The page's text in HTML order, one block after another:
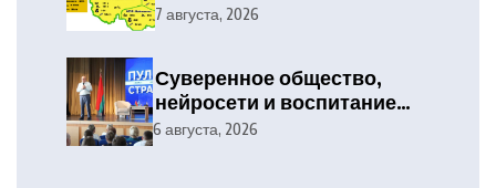
7 августа, 2026
Суверенное общество,
нейросети и воспитание
детей. Министр
6 августа, 2026